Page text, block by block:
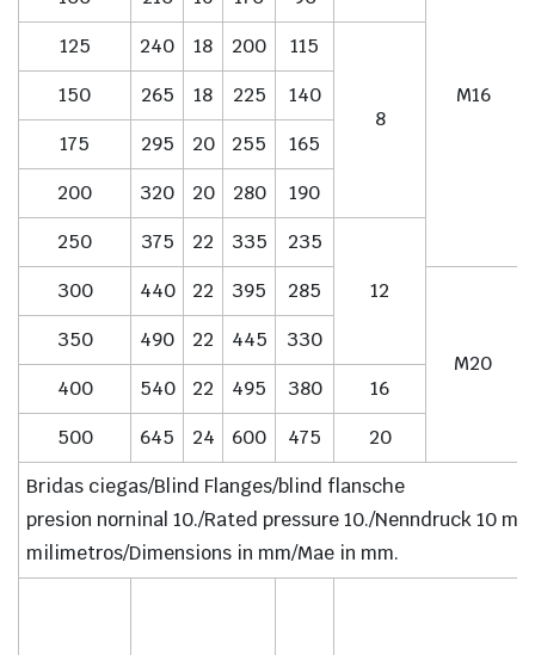
M16
125
240 18 200 115
8
150 265 18 225
140
175
295 20 255
165
200
320 20 280
190
250
375 22 335
235
12
300 440 22 395 285
M20
350 490 22 445
330
400
540 22 495 380
16
500
645 24 600 475
20
Bridas ciegas/Blind Flanges/blind flansche
presion norninal 10./Rated pressure 10./Nenndruck 10
milimetros/Dimensions in mm/Mae in mm.